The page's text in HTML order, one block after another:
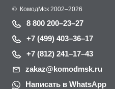
© КомодМск 2002–2026
8 800 200–23–27
+7 (499) 403–36–17
+7 (812) 241–17–43
zakaz@komodmsk.ru
Написать в WhatsApp